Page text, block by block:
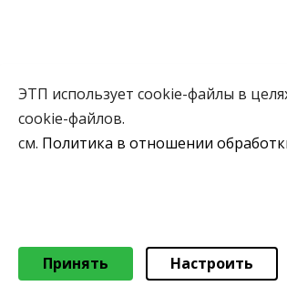
© 2026 Коммунальное консалтинговое
ЭТП использует cookie-файлы в
cookie-файлов.
см. Политика в отношении
Принять Настроить